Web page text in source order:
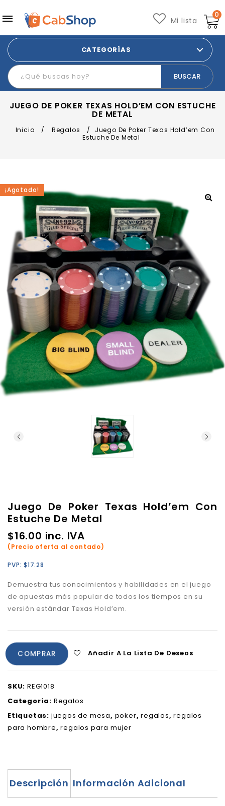
0
Mi lista
CATEGORÍAS
JUEGO DE POKER TEXAS HOLD’EM CON ESTUCHE
DE METAL
Inicio / Regalos /
Juego De Poker Texas Hold’em Con
Estuche De Metal
¡Agotado!
Juego De Poker Texas Hold’em Con
Estuche De Metal
$16.00 inc. IVA
(Precio oferta al contado)
PVP: $17.28
Demuestra tus conocimientos y habilidades en el juego
de apuestas más popular de todos los tiempos en su
versión estándar Texas Hold’em.
COMPRAR Añadir A La Lista De Deseos
SKU: REG1018
Categoría: Regalos
Etiquetas: juegos de mesa, poker,regalos,regalos
para hombre,regalos para mujer
Descripción Información Adicional